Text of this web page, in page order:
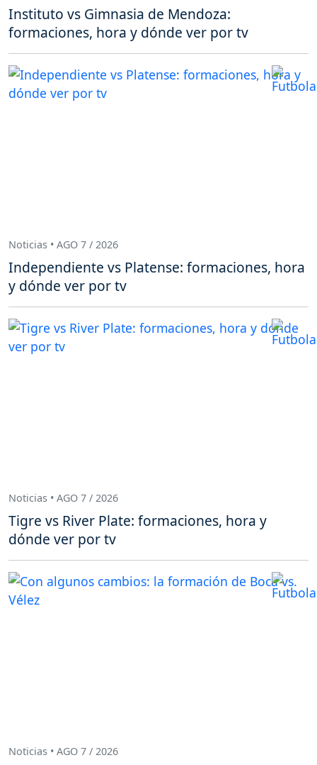
Instituto vs Gimnasia de Mendoza:
formaciones, hora y dónde ver por tv
Noticias • AGO 7 / 2026
Independiente vs Platense: formaciones, hora
y dónde ver por tv
Noticias • AGO 7 / 2026
Tigre vs River Plate: formaciones, hora y
dónde ver por tv
Noticias • AGO 7 / 2026